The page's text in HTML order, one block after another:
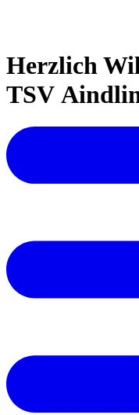
Herzlich
TSV